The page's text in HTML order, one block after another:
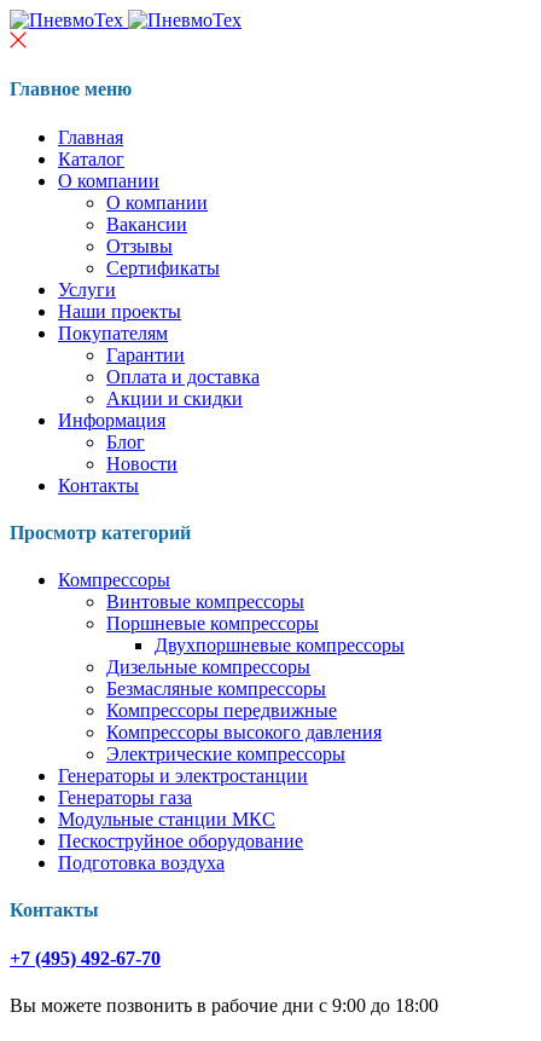
Главное меню
Главная
Каталог
О компании
О компании
Вакансии
Отзывы
Сертификаты
Услуги
Наши проекты
Покупателям
Гарантии
Оплата и доставка
Акции и скидки
Информация
Блог
Новости
Контакты
Просмотр категорий
Компрессоры
Винтовые компрессоры
Поршневые компрессоры
Двухпоршневые компрессоры
Дизельные компрессоры
Безмасляные компрессоры
Компрессоры передвижные
Компрессоры высокого давления
Электрические компрессоры
Генераторы и электростанции
Генераторы газа
Модульные станции МКС
Пескоструйное оборудование
Подготовка воздуха
Контакты
+7 (495) 492-67-70
Вы можете позвонить в рабочие дни с 9:00 до 18:00